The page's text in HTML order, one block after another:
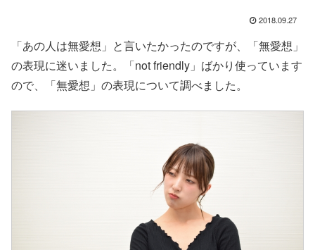
2018.09.27
「あの人は無愛想」と言いたかったのですが、「無愛想」
の表現に迷いました。「not friendly」ばかり使っています
ので、「無愛想」の表現について調べました。